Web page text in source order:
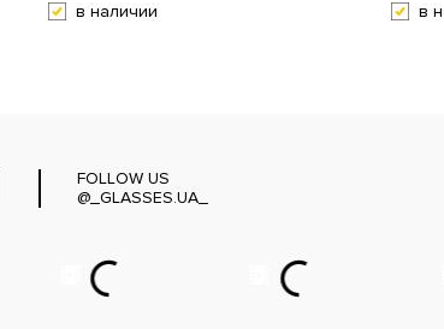
в наличии
в
FOLLOW US
@_GLASSES.UA_